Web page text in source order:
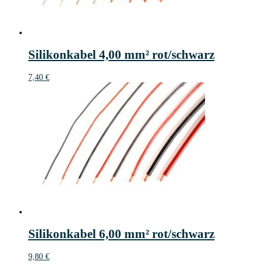
Silikonkabel 4,00 mm² rot/schwarz
7,40 €
Silikonkabel 6,00 mm² rot/schwarz
9,80 €